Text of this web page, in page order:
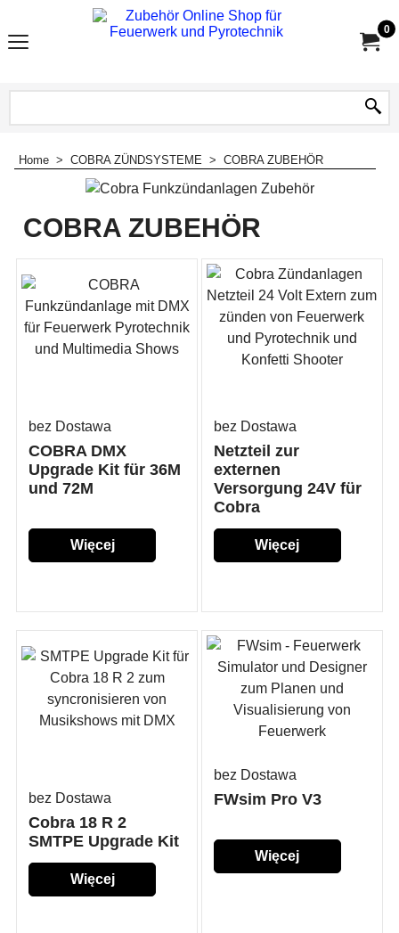
0
Home > COBRA ZÜNDSYSTEME > COBRA ZUBEHÖR
COBRA ZUBEHÖR
bez Dostawa
COBRA DMX
Upgrade Kit für 36M
und 72M
Więcej
bez Dostawa
Netzteil zur
externen
Versorgung 24V für
Cobra
Więcej
bez Dostawa
Cobra 18 R 2
SMTPE Upgrade Kit
Więcej
bez Dostawa
FWsim Pro V3
Więcej